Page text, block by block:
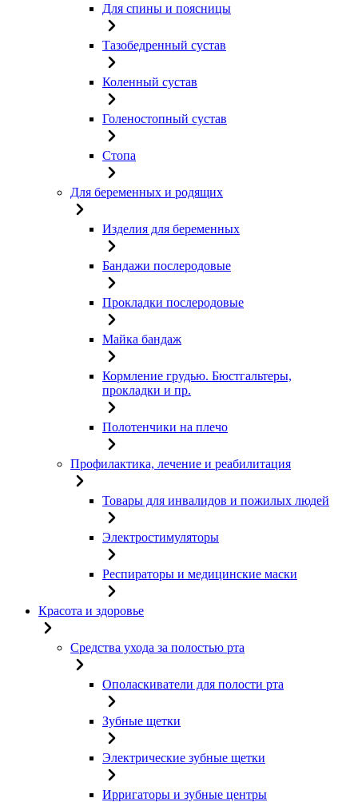
Для спины и поясницы
Тазобедренный сустав
Коленный сустав
Голеностопный сустав
Стопа
Для беременных и родящих
Изделия для беременных
Бандажи послеродовые
Прокладки послеродовые
Майка бандаж
Кормление грудью. Бюстгальтеры,
прокладки и пр.
Полотенчики на плечо
Профилактика, лечение и реабилитация
Товары для инвалидов и пожилых людей
Электростимуляторы
Респираторы и медицинские маски
Красота и здоровье
Средства ухода за полостью рта
Ополаскиватели для полости рта
Зубные щетки
Электрические зубные щетки
Ирригаторы и зубные центры